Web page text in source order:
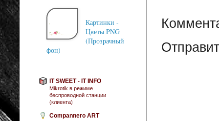
Картинки -
Цветы PNG
(Прозрачный
фон)
IT SWEET - IT INFO
Mikrotik в режиме
беспроводной станции
(клиента)
Compannero ART